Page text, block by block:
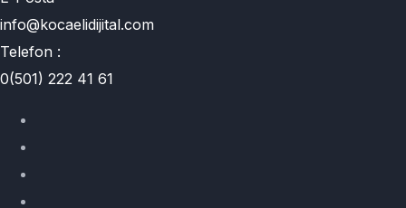
info@kocaelidijital.com
Telefon :
0(501) 222 41 61